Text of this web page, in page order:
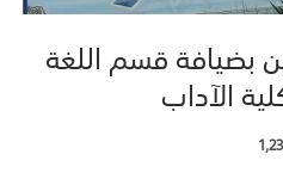
بضيافة قسم اللغة
الآداب